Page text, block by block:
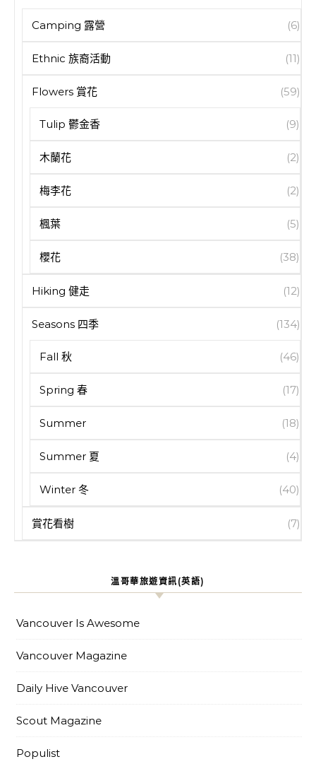
Camping 露營 (6)
Ethnic 族裔活動 (11)
Flowers 賞花 (59)
Tulip 鬱金香 (9)
木蘭花 (2)
梅李花 (2)
楓葉 (5)
櫻花 (38)
Hiking 健走 (12)
Seasons 四季 (134)
Fall 秋 (46)
Spring 春 (17)
Summer (18)
Summer 夏 (4)
Winter 冬 (40)
賞花看樹 (7)
溫哥華旅遊資訊(英語)
Vancouver Is Awesome
Vancouver Magazine
Daily Hive Vancouver
Scout Magazine
Populist